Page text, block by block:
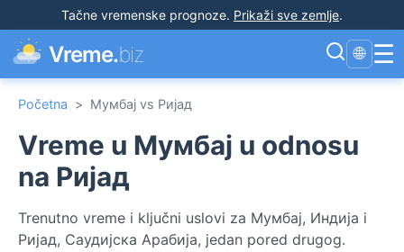
Tačne vremenske prognoze. Prikaži sve zemlje.
Vreme.biz 🌐 ☰
Početna > Мумбај vs Ријад
Vreme u Мумбај u odnosu
na Ријад
Trenutno vreme i ključni uslovi za Мумбај, Индија i
Ријад, Саудијска Арабија, jedan pored drugog.